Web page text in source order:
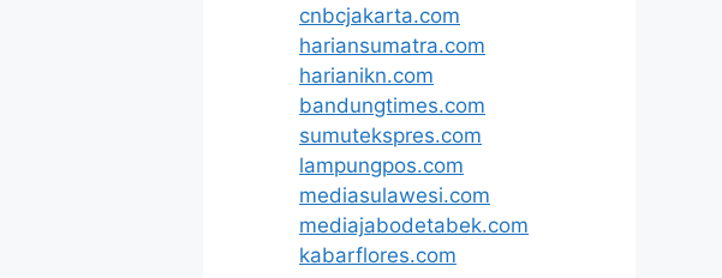
cnbcjakarta.com
hariansumatra.com
harianikn.com
bandungtimes.com
sumutekspres.com
lampungpos.com
mediasulawesi.com
mediajabodetabek.com
kabarflores.com